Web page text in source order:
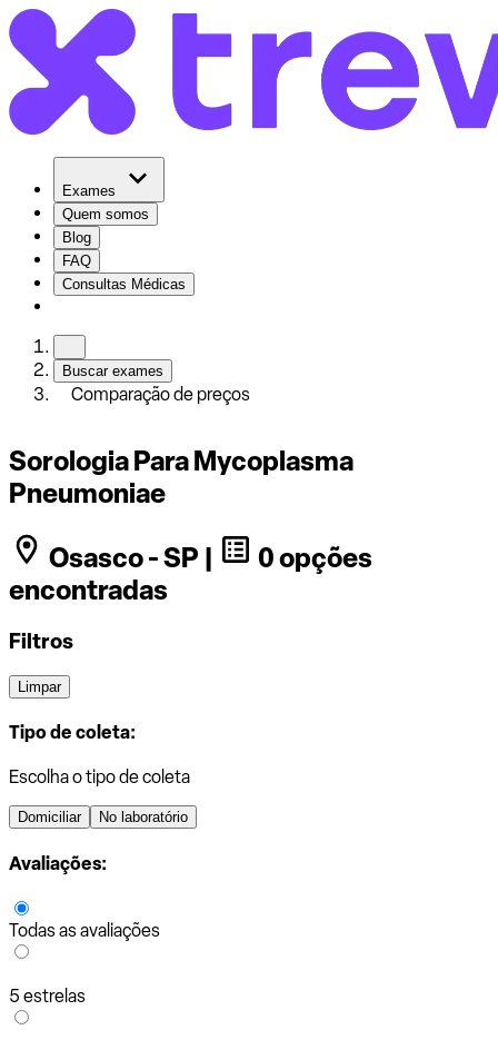
Exames
Quem somos
Blog
FAQ
Consultas Médicas
Buscar exames
Comparação de preços
Sorologia Para Mycoplasma
Pneumoniae
Osasco - SP |
0 opções
encontradas
Filtros
Limpar
Tipo de coleta:
Escolha o tipo de coleta
Domiciliar No laboratório
Avaliações:
Todas as avaliações
5 estrelas